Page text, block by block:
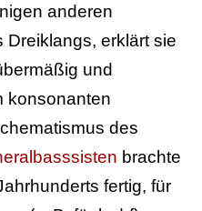
anderen
Dreiklangs, erklärt sie
und
konsonanten
des
brachte
fertig, für